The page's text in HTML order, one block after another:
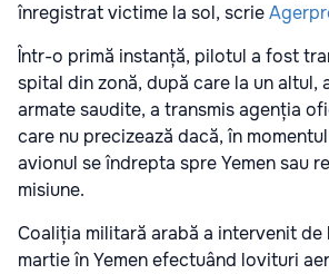
înregistrat victime la sol, scrie
Într-o primă instanță, pilotul a fost
spital din zonă, după care la un
armate saudite, a transmis agenția
care nu precizează dacă, în
avionul se îndrepta spre Yemen sau
misiune.
Coaliția militară arabă a intervenit de
martie în Yemen efectuând lovituri